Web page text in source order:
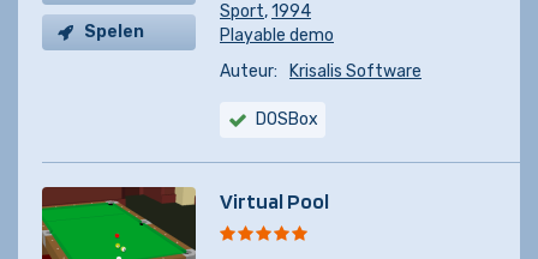
Spelen
Sport,1994
Playable demo
Auteur:
Krisalis Software
DOSBox
Virtual Pool